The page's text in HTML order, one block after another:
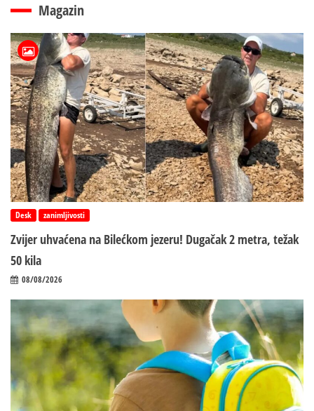
Magazin
Desk zanimljivosti
Zvijer uhvaćena na Bilećkom jezeru! Dugačak 2 metra, težak
50 kila
08/08/2026